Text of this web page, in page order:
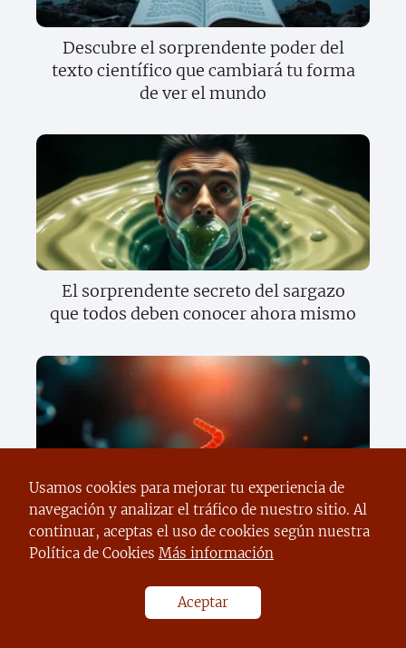
Descubre el sorprendente poder del
texto científico que cambiará tu forma
de ver el mundo
El sorprendente secreto del sargazo
que todos deben conocer ahora mismo
Descubre el sorprendente secreto de la
herencia que cambiará todo lo que
sabes sobre tus genes
Usamos cookies para mejorar tu experiencia de
navegación y analizar el tráfico de nuestro sitio. Al
continuar, aceptas el uso de cookies según nuestra
Política de Cookies Más información
Aceptar